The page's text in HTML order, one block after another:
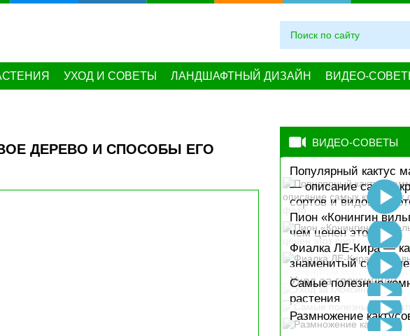
УХОД И СОВЕТЫ ЛАНДШАФТНЫЙ ДИЗАЙН ВИДЕО-
ДЕРЕВО И СПОСОБЫ ЕГО
ВИДЕО-СОВЕТЫ
Популярный кактус
— описание самых
сортов и видов с
Пион «Конингин
чем ценен этот сорт
Фиалка ЛЕ-Кира —
знаменитый сорт
Уход за глоксинией
Самые полезные
растения
Размножение